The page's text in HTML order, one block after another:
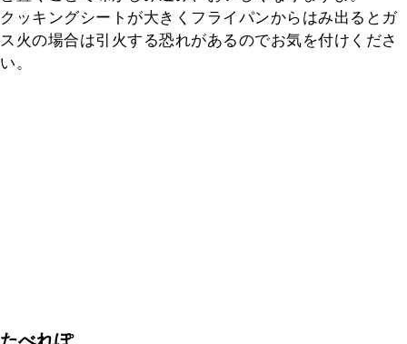
クッキングシートが大きくフライパンからはみ出るとガ
ス火の場合は引火する恐れがあるのでお気を付けくださ
い。